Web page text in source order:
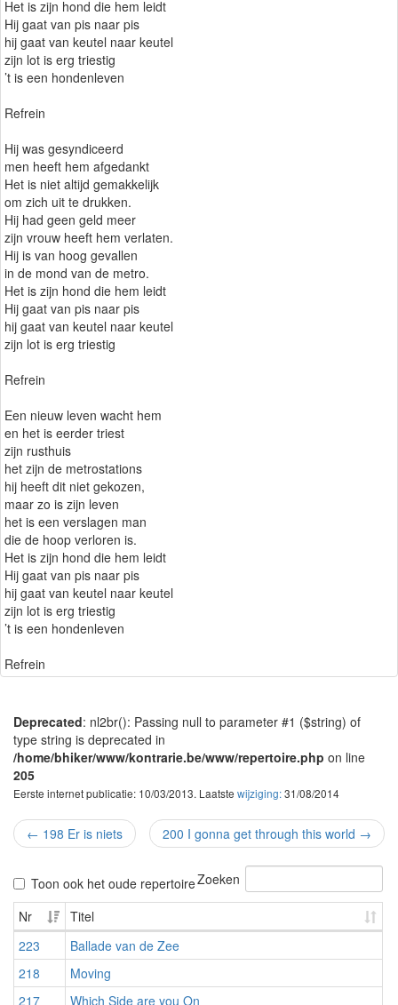
Het is zijn hond die hem leidt
Hij gaat van pis naar pis
hij gaat van keutel naar keutel
zijn lot is erg triestig
’t is een hondenleven
Refrein
Hij was gesyndiceerd
men heeft hem afgedankt
Het is niet altijd gemakkelijk
om zich uit te drukken.
Hij had geen geld meer
zijn vrouw heeft hem verlaten.
Hij is van hoog gevallen
in de mond van de metro.
Het is zijn hond die hem leidt
Hij gaat van pis naar pis
hij gaat van keutel naar keutel
zijn lot is erg triestig
Refrein
Een nieuw leven wacht hem
en het is eerder triest
zijn rusthuis
het zijn de metrostations
hij heeft dit niet gekozen,
maar zo is zijn leven
het is een verslagen man
die de hoop verloren is.
Het is zijn hond die hem leidt
Hij gaat van pis naar pis
hij gaat van keutel naar keutel
zijn lot is erg triestig
’t is een hondenleven
Refrein
Deprecated: nl2br(): Passing null to parameter #1 ($string) of
type string is deprecated in
/home/bhiker/www/kontrarie.be/www/repertoire.php on line
205
Eerste internet publicatie: 10/03/2013. Laatste wijziging:31/08/2014
← 198 Er is niets 200 I gonna get through this world →
Toon ook het oude repertoireZoeken
Nr
Titel
223
Ballade van de Zee
218
Moving
217
Which Side are you On